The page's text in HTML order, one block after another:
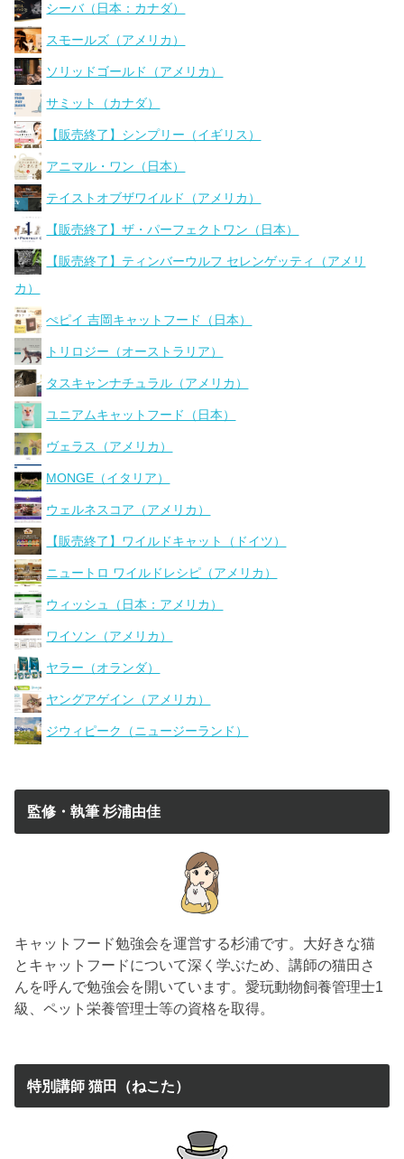
シーバ（日本：カナダ）
スモールズ（アメリカ）
ソリッドゴールド（アメリカ）
サミット（カナダ）
【販売終了】シンプリー（イギリス）
アニマル・ワン（日本）
テイストオブザワイルド（アメリカ）
【販売終了】ザ・パーフェクトワン（日本）
【販売終了】ティンバーウルフ セレンゲッティ（アメリ
カ）
ぺピイ 吉岡キャットフード（日本）
トリロジー（オーストラリア）
タスキャンナチュラル（アメリカ）
ユニアムキャットフード（日本）
ヴェラス（アメリカ）
MONGE（イタリア）
ウェルネスコア（アメリカ）
【販売終了】ワイルドキャット（ドイツ）
ニュートロ ワイルドレシピ（アメリカ）
ウィッシュ（日本：アメリカ）
ワイソン（アメリカ）
ヤラー（オランダ）
ヤングアゲイン（アメリカ）
ジウィピーク（ニュージーランド）
監修・執筆 杉浦由佳
キャットフード勉強会を運営する杉浦です。大好きな猫
とキャットフードについて深く学ぶため、講師の猫田さ
んを呼んで勉強会を開いています。愛玩動物飼養管理士1
級、ペット栄養管理士等の資格を取得。
特別講師 猫田（ねこた）